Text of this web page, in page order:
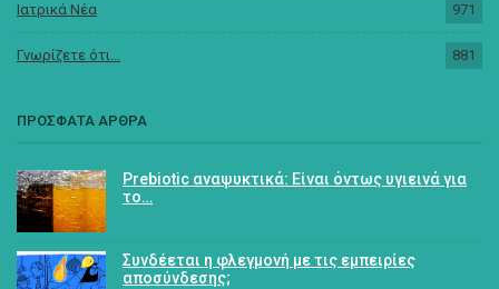
Ιατρικά Νέα 971
Γνωρίζετε ότι... 881
ΠΡΟΣΦΑΤΑ ΑΡΘΡΑ
Prebiotic αναψυκτικά: Είναι όντως υγιεινά για
το…
Συνδέεται η φλεγμονή με τις εμπειρίες
αποσύνδεσης;